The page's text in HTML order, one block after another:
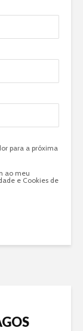
para a próxima
ao meu
e Cookies de